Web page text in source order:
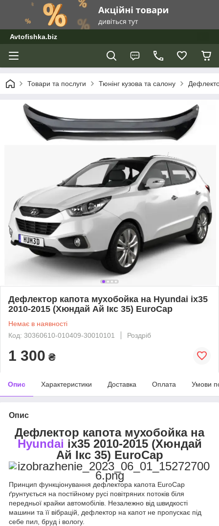
Avtofishka.biz
Товари та послуги Тюнінг кузова та салону
Дефлектор капота мухобойка на Hyundai ix35
2010-2015 (Хюндай Ай Ікс 35) EuroCap
Немає в наявності
Код: 30360610-010409-30010101
Роздріб
1 300 ₴
Опис Характеристики Доставка Оплата Умови
Опис
Дефлектор капота мухобойка на
Hyundai ix35 2010-2015 (Хюндай
Ай Ікс 35) EuroCap
Принцип функціонування дефлектора капота EuroCap
ґрунтується на постійному русі повітряних потоків біля
передньої крайки автомобілів. Незалежно від швидкості
машини та її вібрацій, дефлектор на капот не пропускає під
себе пил, бруд і вологу.